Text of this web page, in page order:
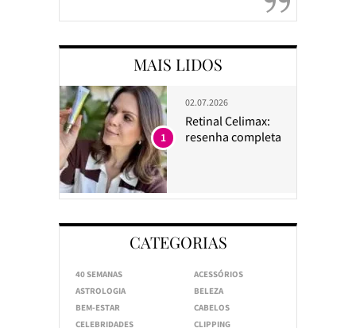
MAIS LIDOS
02.07.2026
Retinal Celimax:
resenha completa
1
CATEGORIAS
40 SEMANAS
ACESSÓRIOS
ASTROLOGIA
BELEZA
BEM-ESTAR
CABELOS
CELEBRIDADES
CLIPPING